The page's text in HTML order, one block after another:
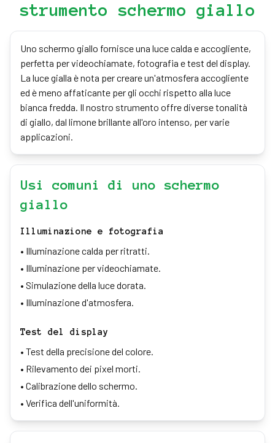
strumento schermo giallo
Uno schermo giallo fornisce una luce calda e accogliente,
perfetta per videochiamate, fotografia e test del display.
La luce gialla è nota per creare un'atmosfera accogliente
ed è meno affaticante per gli occhi rispetto alla luce
bianca fredda. Il nostro strumento offre diverse tonalità
di giallo, dal limone brillante all'oro intenso, per varie
applicazioni.
Usi comuni di uno schermo
giallo
Illuminazione e fotografia
• Illuminazione calda per ritratti.
• Illuminazione per videochiamate.
• Simulazione della luce dorata.
• Illuminazione d'atmosfera.
Test del display
• Test della precisione del colore.
• Rilevamento dei pixel morti.
• Calibrazione dello schermo.
• Verifica dell'uniformità.